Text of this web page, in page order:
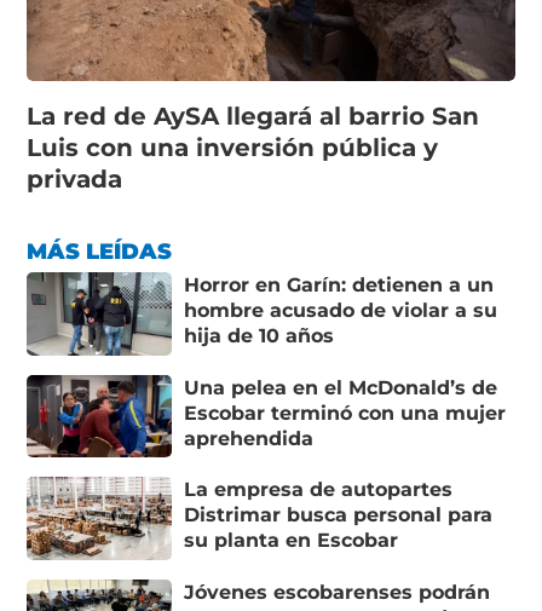
La red de AySA llegará al barrio San
Luis con una inversión pública y
privada
MÁS LEÍDAS
Horror en Garín: detienen a un
hombre acusado de violar a su
hija de 10 años
Una pelea en el McDonald’s de
Escobar terminó con una mujer
aprehendida
La empresa de autopartes
Distrimar busca personal para
su planta en Escobar
Jóvenes escobarenses podrán